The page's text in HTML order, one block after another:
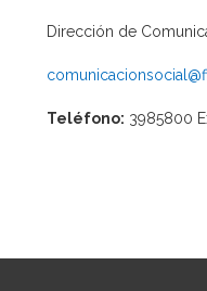
Dirección de
Teléfono: 3985800